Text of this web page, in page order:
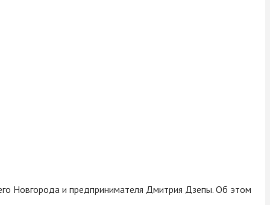
Новгорода и предпринимателя Дмитрия Дзепы. Об этом